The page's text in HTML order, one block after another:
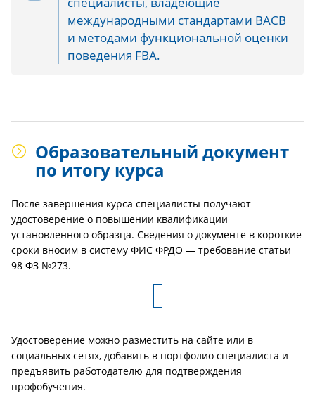
международными стандартами BACB
и методами функциональной оценки
поведения FBA.
Образовательный документ
по итогу курса
После завершения курса специалисты получают
удостоверение о повышении квалификации
установленного образца. Сведения о документе в короткие
сроки вносим в систему ФИС ФРДО — требование статьи
98 ФЗ №273.
Удостоверение можно разместить на сайте или в
социальных сетях, добавить в портфолио специалиста и
предъявить работодателю для подтверждения
профобучения.